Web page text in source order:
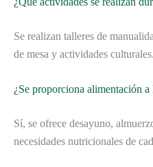
Se realizan talleres de
de mesa y actividades culturales.
¿Se proporciona alimentación a
Sí, se ofrece desayuno,
necesidades nutricionales de